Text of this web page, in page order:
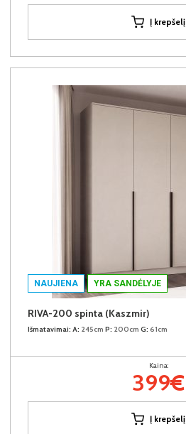
Į krepšelį
NAUJIENA YRA SANDĖLYJE
RIVA-200 spinta (Kaszmir)
Išmatavimai: A: 245cm P: 200cm G: 61cm
Kaina:
399€
Į krepšelį